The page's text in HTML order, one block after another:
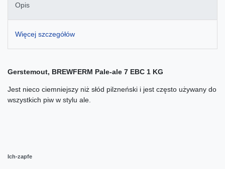
Opis
Więcej szczegółów
Gerstemout, BREWFERM Pale-ale 7 EBC 1 KG
Jest nieco ciemniejszy niż słód pilzneński i jest często używany do
wszystkich piw w stylu ale.
Ich-zapfe